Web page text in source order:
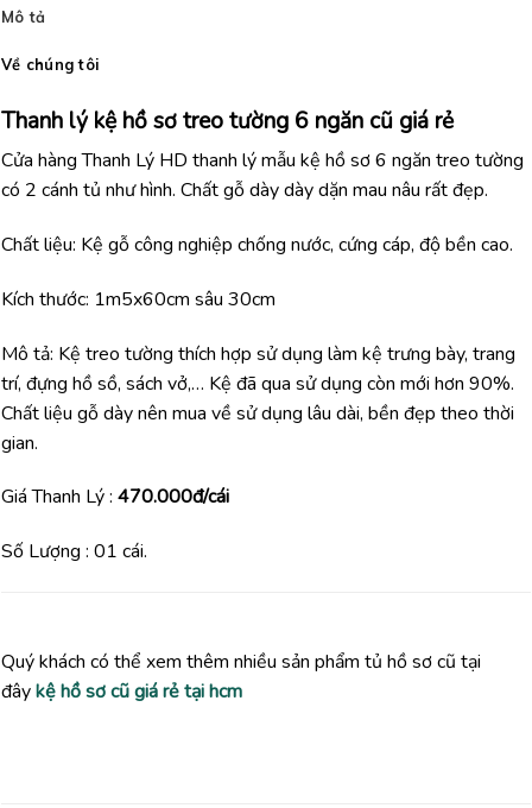
Mô tả
Về chúng tôi
Thanh lý kệ hồ sơ treo tường 6 ngăn cũ giá rẻ
Cửa hàng Thanh Lý HD thanh lý mẫu kệ hồ sơ 6 ngăn treo tường
có 2 cánh tủ như hình. Chất gỗ dày dày dặn mau nâu rất đẹp.
Chất liệu: Kệ gỗ công nghiệp chống nước, cứng cáp, độ bền cao.
Kích thước: 1m5x60cm sâu 30cm
Mô tả: Kệ treo tường thích hợp sử dụng làm kệ trưng bày, trang
trí, đựng hồ sồ, sách vở,… Kệ đã qua sử dụng còn mới hơn 90%.
Chất liệu gỗ dày nên mua về sử dụng lâu dài, bền đẹp theo thời
gian.
Giá Thanh Lý : 470.000đ/cái
Số Lượng : 01 cái.
Quý khách có thể xem thêm nhiều sản phẩm tủ hồ sơ cũ tại
đâykệ hồ sơ cũ giá rẻ tại hcm